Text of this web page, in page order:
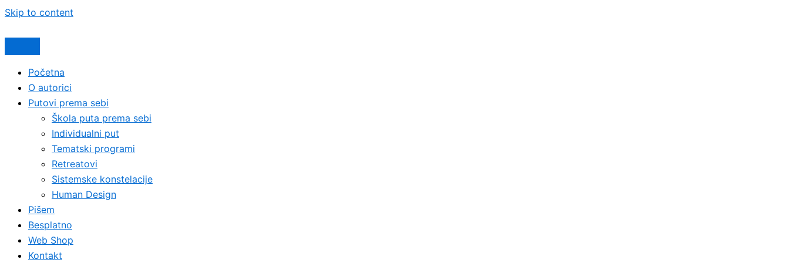
Skip to content
Početna
O autorici
Putovi prema sebi
Škola puta prema sebi
Individualni put
Tematski programi
Retreatovi
Sistemske konstelacije
Human Design
Pišem
Besplatno
Web Shop
Kontakt